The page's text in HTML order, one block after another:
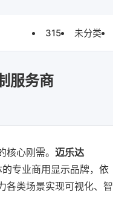
315 未分类
服务商
心刚需。 迈乐达
专业商用显示品牌，依
各类场景实现可视化、智